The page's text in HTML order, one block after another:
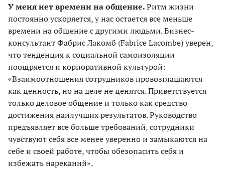
У меня нет времени на общение.Ритм жизни
постоянно ускоряется, у нас остается все меньше
времени на общение с другими людьми. Бизнес-
консультант Фабрис Лакомб (Fabrice Lacombe) уверен,
что тенденция к социальной самоизоляции
поощряется и корпоративной культурой:
«Взаимоотношения сотрудников провозглашаются
как ценность, но на деле не ценятся. Приветствуется
только деловое общение и только как средство
достижения наилучших результатов. Руководство
предъявляет все больше требований, сотрудники
чувствуют себя все менее уверенно и замыкаются на
себе и своей работе, чтобы обезопасить себя и
избежать нареканий».